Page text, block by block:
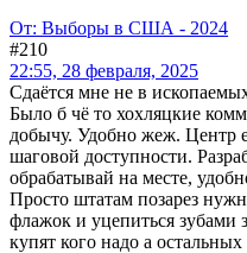
От: Выборы в США - 2024
#210
22:55, 28 февраля, 2025
Сдаётся мне не в
Было б чё то хохляцкие
добычу. Удобно жеж. Центр
шаговой доступности.
обрабатывай на месте,
Просто штатам позарез
флажок и уцепиться
купят кого надо а